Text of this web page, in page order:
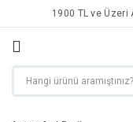
1900 TL ve Üzeri